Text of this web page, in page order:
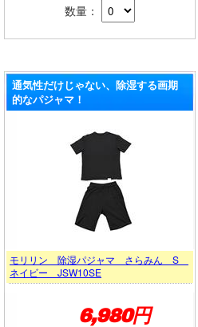
数量：
通気性だけじゃない、除湿する画期
的なパジャマ！
モリリン 除湿パジャマ さらみん S
ネイビー JSW10SE
6,980円